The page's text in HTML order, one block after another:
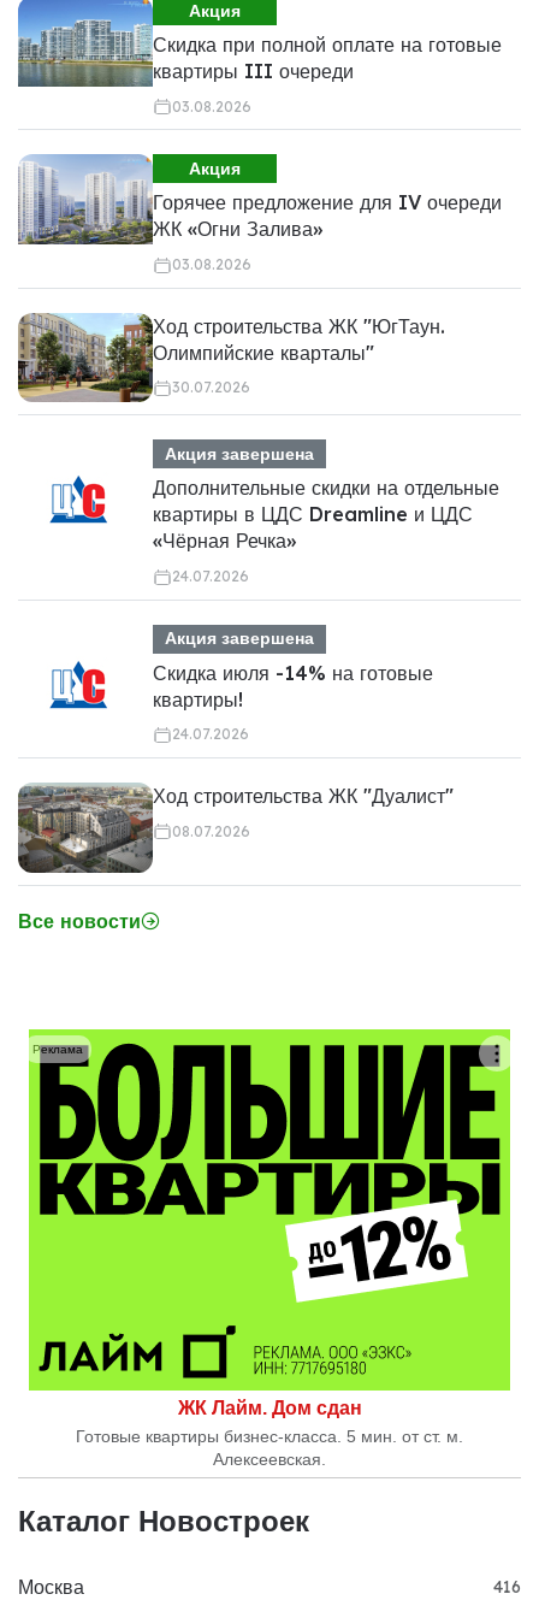
Акция
Скидка при полной оплате на готовые
квартиры III очереди
03.08.2026
Акция
Горячее предложение для IV очереди
ЖК «Огни Залива»
03.08.2026
Ход строительства ЖК "ЮгТаун.
Олимпийские кварталы"
30.07.2026
Акция завершена
Дополнительные скидки на отдельные
квартиры в ЦДС Dreamline и ЦДС
«Чёрная Речка»
24.07.2026
Акция завершена
Скидка июля -14% на готовые
квартиры!
24.07.2026
Ход строительства ЖК "Дуалист"
08.07.2026
Все новости
ЖК Лайм. Дом сдан
Готовые квартиры бизнес-класса. 5 мин. от ст. м.
Алексеевская.
Реклама
Каталог Новостроек
Москва 416